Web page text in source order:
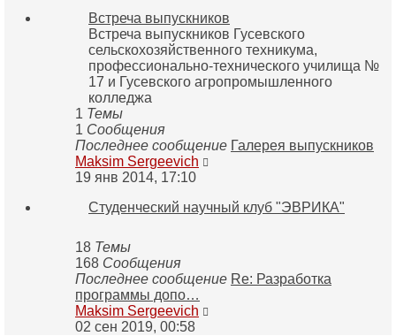
Встреча выпускников
Встреча выпускников Гусевского
сельскохозяйственного техникума,
профессионально-технического училища №
17 и Гусевского агропромышленного
колледжа
1 Темы
1 Сообщения
Последнее сообщение Галерея выпускников
Maksim Sergeevich
сообщению
19 янв 2014, 17:10
Студенческий научный клуб "ЭВРИКА"
18 Темы
168 Сообщения
Последнее сообщение Re: Разработка
программы допо…
Maksim Sergeevich
02 сен 2019, 00:58